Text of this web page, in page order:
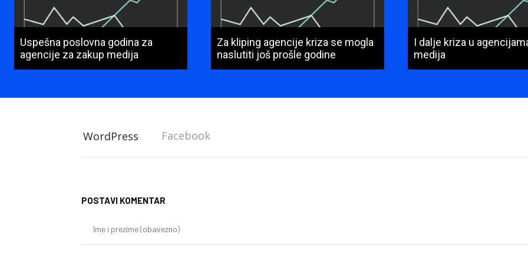
Uspešna poslovna godina za
agencije za zakup medija
Za kliping agencije kriza se mogla
naslutiti još prošle godine
I dalje kriza u
medija
WordPress Facebook
POSTAVI KOMENTAR